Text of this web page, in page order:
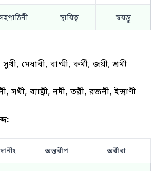
স্থায়িত্ব স্বয়ম্ভু
মেধাবী, বাগ্মী, কর্মী, জয়ী, শ্রমী
সখী, ব্যাঘ্রী, নদী, তরী, রজনী, ইন্দ্রাণী
অন্তরীপ অবীরা